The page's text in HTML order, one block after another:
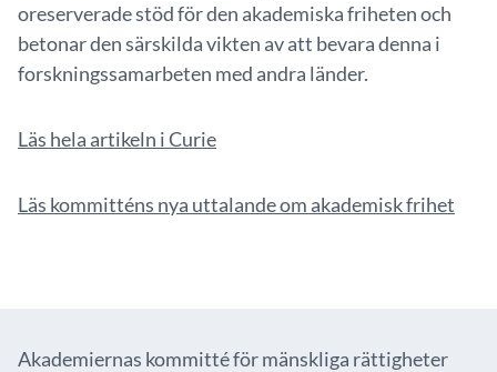
oreserverade stöd för den akademiska friheten och
betonar den särskilda vikten av att bevara denna i
forskningssamarbeten med andra länder.
Läs hela artikeln i Curie
Läs kommitténs nya uttalande om akademisk frihet
Akademiernas kommitté för mänskliga rättigheter